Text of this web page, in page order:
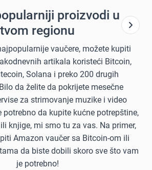
proizvodi u
tvom regionu
vaučere, možete kupiti
artikala koristeći Bitcoin,
Solana i preko 200 drugih
da želite da pokrijete mesečne
za strimovanje muzike i video
da kupite kućne potrepštine,
knjige, mi smo tu za vas. Na primer,
Amazon vaučer sa Bitcoin-om ili
da biste dobili skoro sve što vam
je potrebno!